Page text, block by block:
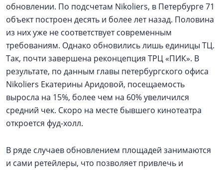
обновлении. По подсчетам Nikoliers, в Петербурге 71
объект построен десять и более лет назад. Половина
из них уже не соответствует современным
требованиям. Однако обновились лишь единицы ТЦ.
Так, почти завершена реконцепция ТРЦ «ПИК». В
результате, по данным главы петербургского офиса
Nikoliers Екатерины Аридовой, посещаемость
выросла на 15%, более чем на 60% увеличился
средний чек. Скоро на месте бывшего кинотеатра
откроется фуд-холл.
В ряде случаев обновлением площадей занимаются
и сами ретейлеры, что позволяет привлечь и